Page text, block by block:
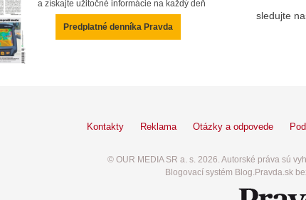
a získajte užitočné informácie na každý deň
Predplatné denníka Pravda
sledujte
Kontakty Reklama Otázky a odpovede
© OUR MEDIA SR a. s. 2026. Autorské práva sú
Blogovací systém Blog.Pravda.sk